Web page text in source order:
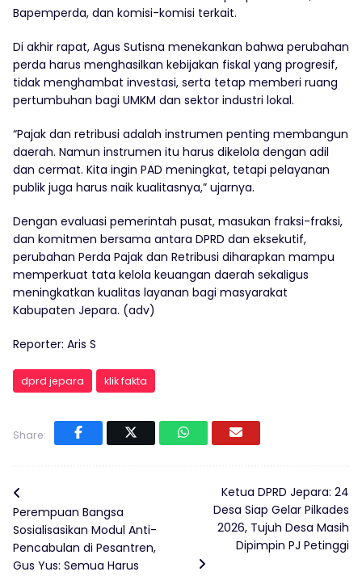
Bapemperda, dan komisi-komisi terkait.
Di akhir rapat, Agus Sutisna menekankan bahwa perubahan
perda harus menghasilkan kebijakan fiskal yang progresif,
tidak menghambat investasi, serta tetap memberi ruang
pertumbuhan bagi UMKM dan sektor industri lokal.
“Pajak dan retribusi adalah instrumen penting membangun
daerah. Namun instrumen itu harus dikelola dengan adil
dan cermat. Kita ingin PAD meningkat, tetapi pelayanan
publik juga harus naik kualitasnya,” ujarnya.
Dengan evaluasi pemerintah pusat, masukan fraksi-fraksi,
dan komitmen bersama antara DPRD dan eksekutif,
perubahan Perda Pajak dan Retribusi diharapkan mampu
memperkuat tata kelola keuangan daerah sekaligus
meningkatkan kualitas layanan bagi masyarakat
Kabupaten Jepara. (adv)
Reporter: Aris S
dprd jepara klik fakta
Share:
Perempuan Bangsa
Sosialisasikan Modul Anti-
Pencabulan di Pesantren,
Gus Yus: Semua Harus
Ketua DPRD Jepara: 24
Desa Siap Gelar Pilkades
2026, Tujuh Desa Masih
Dipimpin PJ Petinggi